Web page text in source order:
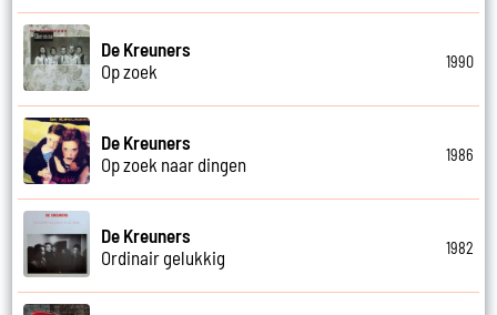
De Kreuners
Op zoek
1990
De Kreuners
Op zoek naar dingen
1986
De Kreuners
Ordinair gelukkig
1982